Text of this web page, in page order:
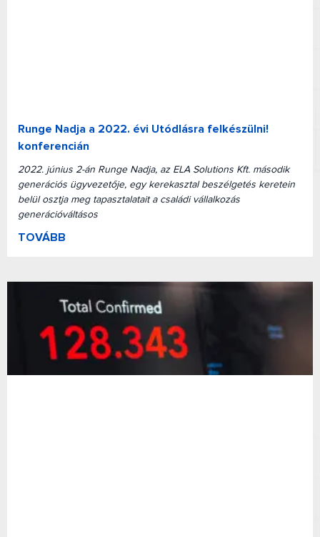
Runge Nadja a 2022. évi Utódlásra felkészülni!
konferencián
2022. június 2-án Runge Nadja, az ELA Solutions Kft. második
generációs ügyvezetője, egy kerekasztal beszélgetés keretein
belül osztja meg tapasztalatait a családi vállalkozás
generációváltásos
TOVÁBB